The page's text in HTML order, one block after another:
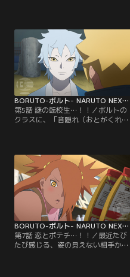
できなくなる。そんなメタルにある
日クラスメイトの奈良（なら）シカ
ダイが心無い一言を言ってしまう。
悪気はなかったシカダイだが、翌
日、怒ったメタルがシカダイに戦い
を仕掛け…。【提供：バンダイチャ
ンネル】
BORUTO-ボルト- NARUTO NEXT GENERATIONS 第005話
第5話 謎の転校生…！！／ボルトの
クラスに、「音隠れ（おとがくれ）
しい問題をあっさり解いたりとただ
ならぬ才能を見せる。しかしミツキ
は何を考えているのかわからないと
ころがありボルトたちを困惑させて
ゆく。そんな中、校舎の修復工事を
していたひとりが急に…。【提供：
バンダイチャンネル】
BORUTO-ボルト- NARUTO NEXT GENERATIONS 第007話
第7話 恋とポテチ…！！／最近たび
たび感じる、姿の見えない相手から